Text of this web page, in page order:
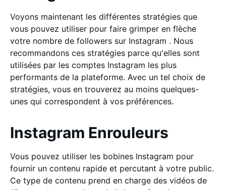
Voyons maintenant les différentes stratégies que
vous pouvez utiliser pour faire grimper en flèche
votre nombre de followers sur Instagram . Nous
recommandons ces stratégies parce qu'elles sont
utilisées par les comptes Instagram les plus
performants de la plateforme. Avec un tel choix de
stratégies, vous en trouverez au moins quelques-
unes qui correspondent à vos préférences.
Instagram Enrouleurs
Vous pouvez utiliser les bobines Instagram pour
fournir un contenu rapide et percutant à votre public.
Ce type de contenu prend en charge des vidéos de